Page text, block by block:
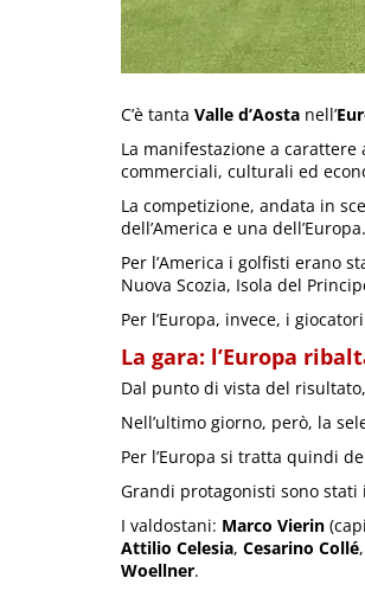
C’è tanta Valle d’Aosta nell’
La manifestazione a
commerciali, culturali ed
La competizione, andata in
dell’America e una dell’Europa.
Per l’America i golfisti erano
Nuova Scozia, Isola del
Per l’Europa, invece, i
La gara: l’Europa
Dal punto di vista del
Nell’ultimo giorno, però, la
Per l’Europa si tratta quindi
Grandi protagonisti sono stati
I valdostani: Marco Vierin
Attilio Celesia, Cesarino Collé,
Woellner.